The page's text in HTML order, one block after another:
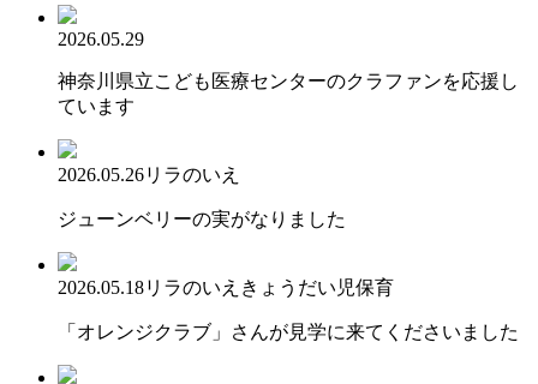
2026.05.29
神奈川県立こども医療センターのクラファンを応援し
ています
2026.05.26リラのいえ
ジューンベリーの実がなりました
2026.05.18リラのいえ きょうだい児保育
「オレンジクラブ」さんが見学に来てくださいました